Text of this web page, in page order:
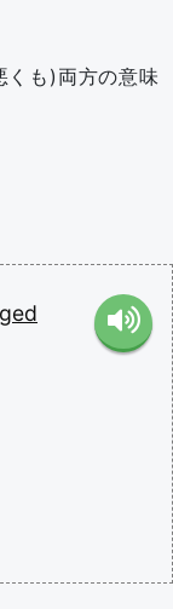
も)両方の意味